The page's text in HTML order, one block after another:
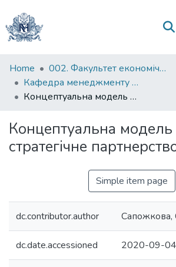
Communities
&
Collections
Statistics
Home
002. Факультет економічних наук
Кафедра менеджменту організацій
Концептуальна модель входу в стратегічне партнерство
Концептуальна
стратегічне
Simple item page
dc.contributor.author Сапожкова,
dc.date.accessioned 2020-09-